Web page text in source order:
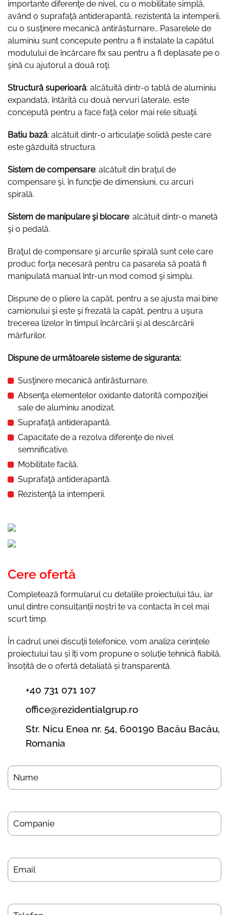
importante diferenţe de nivel, cu o mobilitate simplă,
având o suprafaţă antiderapantă, rezistentă la intemperii,
cu o susţinere mecanică antirăsturnare… Pasarelele de
aluminiu sunt concepute pentru a fi instalate la capătul
modulului de încărcare fix sau pentru a fi deplasate pe o
şină cu ajutorul a două roţi.
Structură superioară: alcătuită dintr-o tablă de aluminiu
expandată, întărită cu două nervuri laterale, este
concepută pentru a face faţă celor mai rele situaţii.
Batiu bază: alcătuit dintr-o articulaţie solidă peste care
este găzduită structura.
Sistem de compensare: alcătuit din braţul de
compensare şi, în funcţie de dimensiuni, cu arcuri
spirală.
Sistem de manipulare şi blocare: alcătuit dintr-o manetă
şi o pedală.
Braţul de compensare şi arcurile spirală sunt cele care
produc forţa necesară pentru ca pasarela să poată fi
manipulată manual într-un mod comod şi simplu.
Dispune de o pliere la capăt, pentru a se ajusta mai bine
camionului şi este şi frezată la capăt, pentru a uşura
trecerea lizelor în timpul încărcării şi al descărcării
mărfurilor.
Dispune de următoarele sisteme de siguranta:
Susţinere mecanică antirăsturnare.
Absenţa elementelor oxidante datorită compoziţiei
sale de aluminiu anodizat.
Suprafaţă antiderapantă.
Capacitate de a rezolva diferenţe de nivel
semnificative.
Mobilitate facilă.
Suprafaţă antiderapantă.
Rezistenţă la intemperii.
Cere ofertă
Completează formularul cu detaliile proiectului tău, iar
unul dintre consultanții noștri te va contacta în cel mai
scurt timp.
În cadrul unei discuții telefonice, vom analiza cerințele
proiectului tau și îți vom propune o soluție tehnică fiabilă,
însoțită de o ofertă detaliată și transparentă.
+40 731 071 107
office@rezidentialgrup.ro
Str. Nicu Enea nr. 54, 600190 Bacău Bacău,
Romania